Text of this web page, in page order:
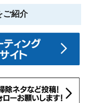
ご紹介